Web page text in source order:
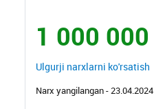
1 000 000
Ulgurji narxlarni ko'rsatish
Narx yangilangan - 23.04.2024